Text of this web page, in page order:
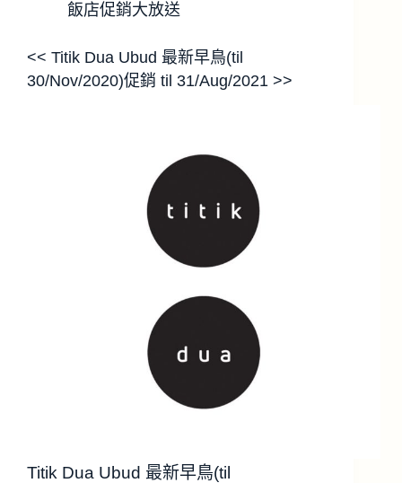
飯店促銷大放送
<< Titik Dua Ubud 最新早鳥(til
30/Nov/2020)促銷 til 31/Aug/2021 >>
Titik Dua Ubud 最新早鳥(til